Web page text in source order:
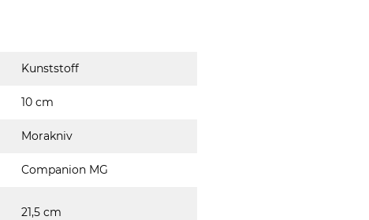
Kunststoff
10 cm
Morakniv
Companion MG
21,5 cm